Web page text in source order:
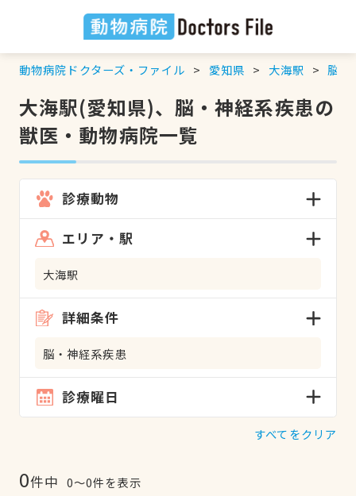
動物病院ドクターズ・ファイル 愛知県 大海駅 脳・
大海駅(愛知県)、脳・神経系疾患の
獣医・動物病院一覧
診療動物
エリア・駅
大海駅
詳細条件
脳・神経系疾患
診療曜日
すべてをクリア
0件中 0〜0件を表示